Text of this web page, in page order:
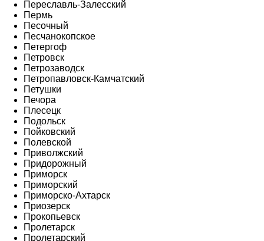
Переславль-Залесский
Пермь
Песочный
Песчанокопское
Петергоф
Петровск
Петрозаводск
Петропавловск-Камчатский
Петушки
Печора
Плесецк
Подольск
Пойковский
Полевской
Приволжский
Придорожный
Приморск
Приморский
Приморско-Ахтарск
Приозерск
Прокопьевск
Пролетарск
Пролетарский